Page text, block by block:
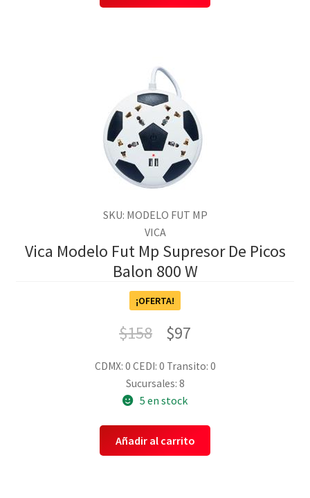
SKU: MODELO FUT MP
VICA
Vica Modelo Fut Mp Supresor De Picos
Balon 800 W
¡OFERTA!
$158 $97
CDMX: 0 CEDI: 0 Transito: 0
Sucursales: 8
5 en stock
Añadir al carrito